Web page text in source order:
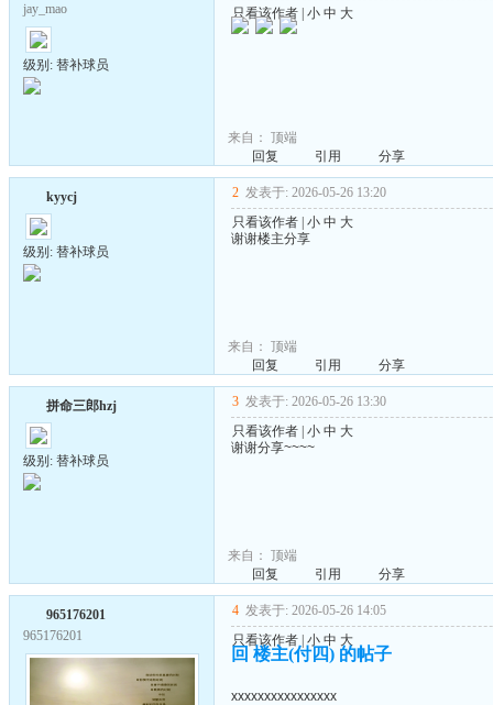
jay_mao
级别: 替补球员
只看该作者 小 中 大
来自： 顶端
回复
引用 分享
kyycj
级别: 替补球员
2 发表于: 2026-05-26 13:20
只看该作者 小 中 大
谢谢楼主分享
来自： 顶端
回复
引用 分享
拼命三郎hzj
级别: 替补球员
3 发表于: 2026-05-26 13:30
只看该作者 小 中 大
谢谢分享~~~~
来自： 顶端
回复
引用 分享
965176201
965176201
4 发表于: 2026-05-26 14:05
只看该作者 小 中 大
回 楼主(付四) 的帖子
xxxxxxxxxxxxxxxx